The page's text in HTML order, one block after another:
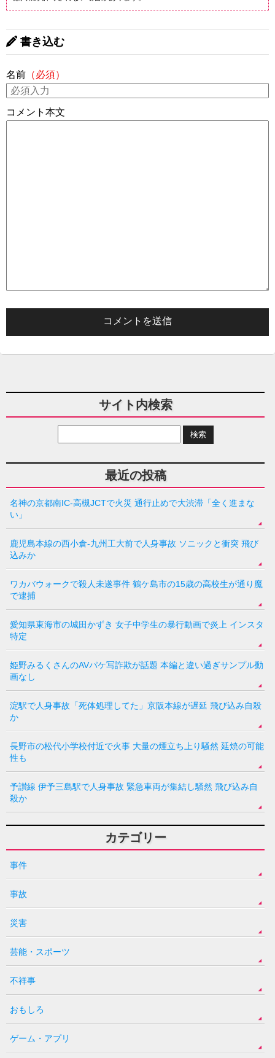
書き込む
名前 （必須）
コメント本文
サイト内検索
最近の投稿
名神の京都南IC-高槻JCTで火災 通行止めで大渋滞「全く進まな
い」
鹿児島本線の西小倉-九州工大前で人身事故 ソニックと衝突 飛び
込みか
ワカバウォークで殺人未遂事件 鶴ケ島市の15歳の高校生が通り魔
で逮捕
愛知県東海市の城田かずき 女子中学生の暴行動画で炎上 インスタ
特定
姫野みるくさんのAVパケ写詐欺が話題 本編と違い過ぎサンプル動
画なし
淀駅で人身事故「死体処理してた」京阪本線が遅延 飛び込み自殺
か
長野市の松代小学校付近で火事 大量の煙立ち上り騒然 延焼の可能
性も
予讃線 伊予三島駅で人身事故 緊急車両が集結し騒然 飛び込み自
殺か
カテゴリー
事件
事故
災害
芸能・スポーツ
不祥事
おもしろ
ゲーム・アプリ